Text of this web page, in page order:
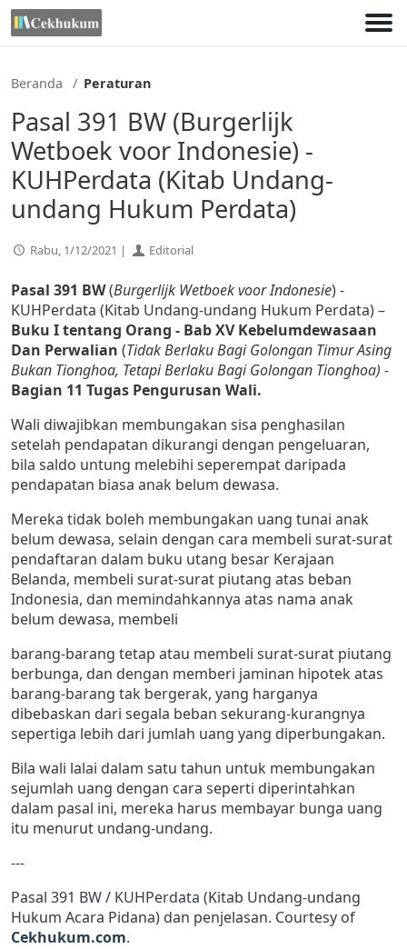
Lewati
ke
Beranda Peraturan
Pasal 391 BW (Burgerlijk
Wetboek voor Indonesie) -
KUHPerdata (Kitab Undang-
undang Hukum Perdata)
Rabu, 1/12/2021 | Editorial
Pasal 391 BW(Burgerlijk Wetboek voor Indonesie) -
KUHPerdata (Kitab Undang-undang Hukum Perdata) –
Buku I tentang Orang - Bab XV Kebelumdewasaan
Dan Perwalian (Tidak Berlaku Bagi Golongan Timur Asing
Bukan Tionghoa, Tetapi Berlaku Bagi Golongan Tionghoa) -
Bagian 11 Tugas Pengurusan Wali.
Wali diwajibkan membungakan sisa penghasilan
setelah pendapatan dikurangi dengan pengeluaran,
bila saldo untung melebihi seperempat daripada
pendapatan biasa anak belum dewasa.
Mereka tidak boleh membungakan uang tunai anak
belum dewasa, selain dengan cara membeli surat-surat
pendaftaran dalam buku utang besar Kerajaan
Belanda, membeli surat-surat piutang atas beban
Indonesia, dan memindahkannya atas nama anak
belum dewasa, membeli
barang-barang tetap atau membeli surat-surat piutang
berbunga, dan dengan memberi jaminan hipotek atas
barang-barang tak bergerak, yang harganya
dibebaskan dari segala beban sekurang-kurangnya
sepertiga lebih dari jumlah uang yang diperbungakan.
Bila wali lalai dalam satu tahun untuk membungakan
sejumlah uang dengan cara seperti diperintahkan
dalam pasal ini, mereka harus membayar bunga uang
itu menurut undang-undang.
---
Pasal 391 BW/ KUHPerdata (Kitab Undang-undang
Hukum Acara Pidana) dan penjelasan. Courtesy of
Cekhukum.com.